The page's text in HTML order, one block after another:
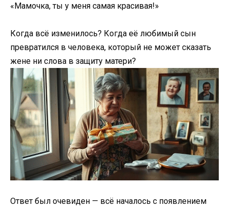
«Мамочка, ты у меня самая красивая!»
Когда всё изменилось? Когда её любимый сын
превратился в человека, который не может сказать
жене ни слова в защиту матери?
Ответ был очевиден — всё началось с появлением